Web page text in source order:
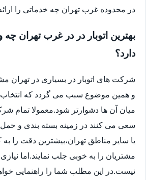
در محدوده غرب تهران چه خدماتی را
بهترین اتوبار در در غرب تهران
دارد؟
شرکت های اتوبار در بسیاری در تهران
و همین موضوع سبب می گردد که انتخاب
میان آن ها دشوارتر شود.معمولا تمام
سعی می کنند در زمینه بسته بندی و
یا سایر مناطق تهران،بیشترین دقت را به
مشتریان را به خوبی جلب نمایند.اما
نیست.در این مطلب شما را راهنمایی